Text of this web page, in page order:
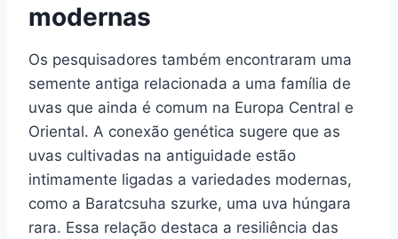
modernas
Os pesquisadores também encontraram uma
semente antiga relacionada a uma família de
uvas que ainda é comum na Europa Central e
Oriental. A conexão genética sugere que as
uvas cultivadas na antiguidade estão
intimamente ligadas a variedades modernas,
como a Baratcsuha szurke, uma uva húngara
rara. Essa relação destaca a resiliência das